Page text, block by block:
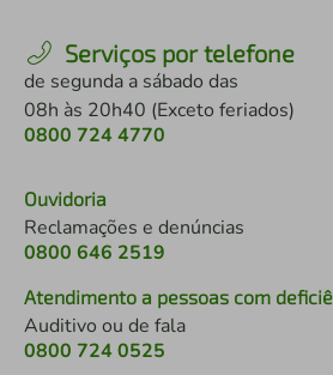
Serviços por telefone
de segunda a sábado das
08h às 20h40 (Exceto feriados)
0800 724 4770
Ouvidoria
Reclamações e denúncias
0800 646 2519
Atendimento a pessoas com
Auditivo ou de fala
0800 724 0525